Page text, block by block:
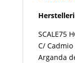
SCALE75
C/ Cadmio
Arganda